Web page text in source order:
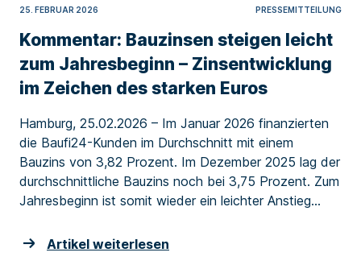
25. FEBRUAR 2026 PRESSEMITTEILUNG
Kommentar: Bauzinsen steigen leicht
zum Jahresbeginn – Zinsentwicklung
im Zeichen des starken Euros
Hamburg, 25.02.2026 – Im Januar 2026 finanzierten
die Baufi24-Kunden im Durchschnitt mit einem
Bauzins von 3,82 Prozent. Im Dezember 2025 lag der
durchschnittliche Bauzins noch bei 3,75 Prozent. Zum
Jahresbeginn ist somit wieder ein leichter Anstieg...
Artikel weiterlesen